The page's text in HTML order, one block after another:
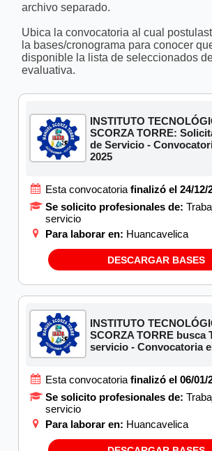
archivo separado.
Ubica la convocatoria al cual
la bases/cronograma para conocer
disponible la lista de seleccionados
evaluativa.
INSTITUTO
SCORZA TORRE:
de Servicio -
2025
Esta convocatoria finalizó el 24/12/
Se solicito profesionales de:
servicio
Para laborar en: Huancavelica
DESCARGAR BASES
INSTITUTO
SCORZA TORRE busca
servicio - Convocatoria
Esta convocatoria finalizó el 06/01/
Se solicito profesionales de:
servicio
Para laborar en: Huancavelica